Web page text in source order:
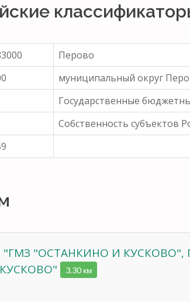
Перово
муниципальный округ
Государственные
Собственность субъектов
"ГМЗ "ОСТАНКИНО И КУСКОВО",
3.30 км